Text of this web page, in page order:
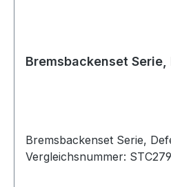
Bremsbackenset
Bremsbackenset Serie,
Vergleichsnummer: